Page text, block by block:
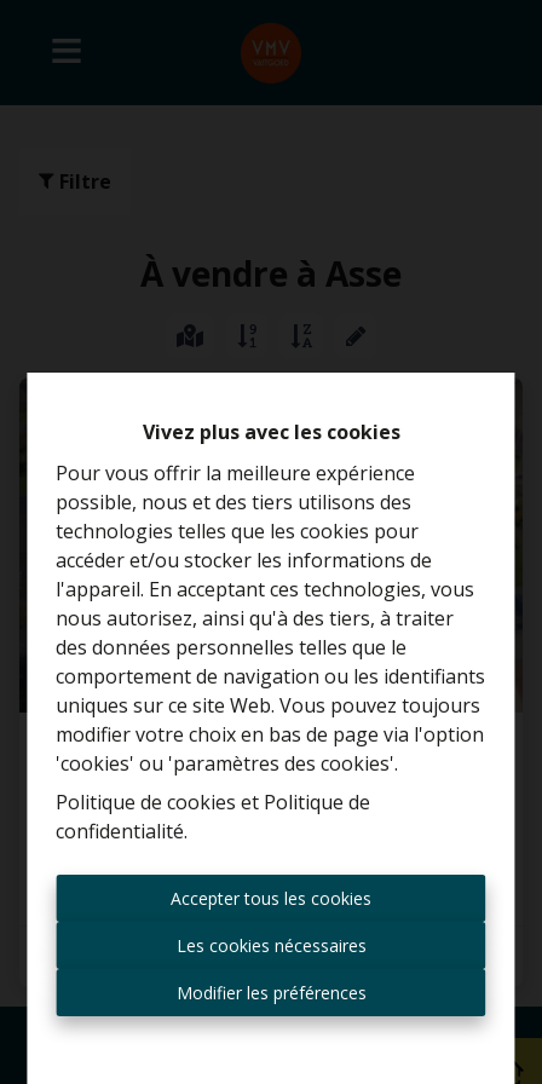
Vivez plus avec les cookies
Pour vous offrir la meilleure expérience
possible, nous et des tiers utilisons des
technologies telles que les cookies pour
accéder et/ou stocker les informations de
l'appareil. En acceptant ces technologies, vous
nous autorisez, ainsi qu'à des tiers, à traiter
des données personnelles telles que le
comportement de navigation ou les identifiants
uniques sur ce site Web. Vous pouvez toujours
modifier votre choix en bas de page via l'option
'cookies' ou 'paramètres des cookies'.
Politique de cookies et Politique de
confidentialité.
Accepter tous les cookies
Les cookies nécessaires
Modifier les préférences
Filtre
À vendre à Asse
Maison
1731 Asse
151 m²
Curieux de connaître la
valeur de votre maison ?
Estimation gratuite
Toujours être le premier
informé des nouvelles
offres ?
mail